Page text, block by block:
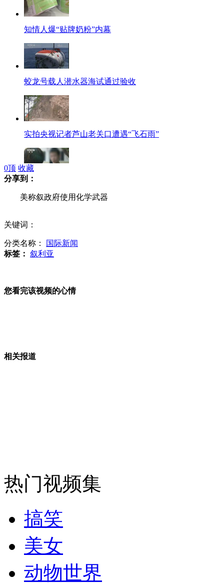
知情人爆“贴牌奶粉”内幕
蛟龙号载人潜水器海试通过验收
实拍央视记者芦山老关口遭遇“飞石雨”
美军高官为日撑腰钓鱼岛 称将协助日防卫
日本对“不使用核武器”说“不”
山西运城恶犬咬伤多人 警民合力深夜将其击毙
女孩北京地铁殴打老人 痛下狠手拳打脚踢
无痛分娩是否安全 医生回应
0顶 收藏
分享到：
美称叙政府使用化学武器
关键词：
分类名称：
国际新闻
标签： 叙利亚
您看完该视频的心情
相关报道
热门视频集
搞笑
美女
动物世界